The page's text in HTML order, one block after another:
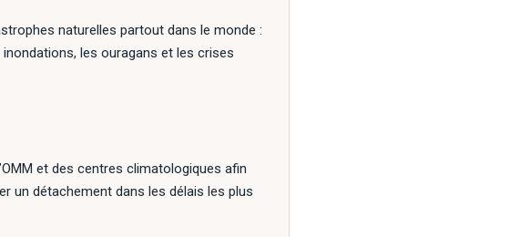
naturelles partout dans le monde :
les ouragans et les crises
et des centres climatologiques afin
un détachement dans les délais les plus